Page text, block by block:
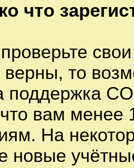
что
верны, то
поддержка
вам менее
На
новые